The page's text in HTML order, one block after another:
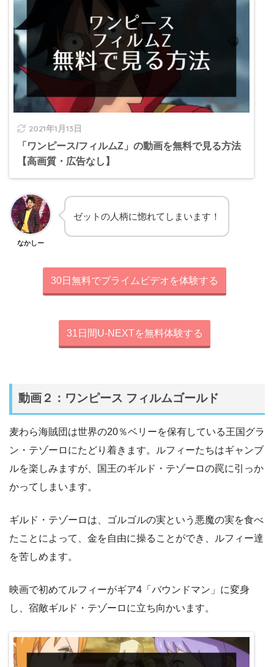
2021年1月13日
「ワンピース/フィルムZ」の動画を無料で見る方法
【高画質・広告なし】
なかしー
ゼットの人柄に惚れてしまいます！
30日無料でプライムビデオを体験する
31日間U-NEXTを無料体験する
動画２：ワンピース フィルムゴールド
麦わら海賊団は世界の20％ベリーを保有している王国グラ
ン・テゾーロにたどり着きます。ルフィーたちはギャンブ
ルを楽しみますが、国王のギルド・テゾーロの罠に引っか
かってしまいます。
ギルド・テゾーロは、ゴルゴルの実という悪魔の実を食べ
たことによって、金を自由に操ることができ、ルフィー達
を苦しめます。
映画で初めてルフィーがギア4「バウンドマン」に変身
し、宿敵ギルド・テゾーロに立ち向かいます。